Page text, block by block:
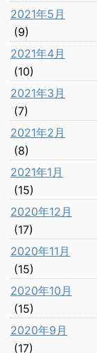
2021年5月
(9)
2021年4月
(10)
2021年3月
(7)
2021年2月
(8)
2021年1月
(15)
2020年12月
(17)
2020年11月
(15)
2020年10月
(15)
2020年9月
(17)